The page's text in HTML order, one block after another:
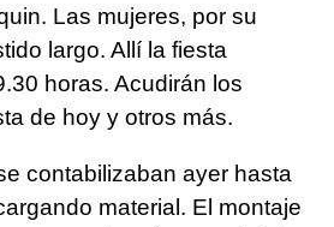
Las mujeres, por su
largo. Allí la fiesta
horas. Acudirán los
de hoy y otros más.
contabilizaban ayer hasta
material. El montaje